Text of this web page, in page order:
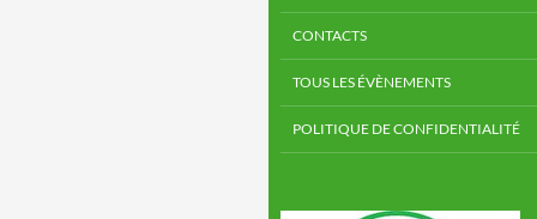
CONTACTS
TOUS LES ÉVÈNEMENTS
POLITIQUE DE CONFIDENTIALITÉ